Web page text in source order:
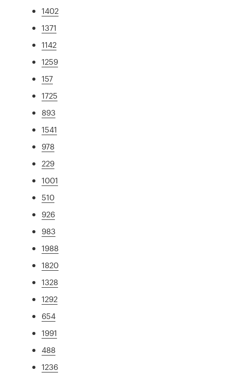
1402
1371
1142
1259
157
1725
893
1541
978
229
1001
510
926
983
1988
1820
1328
1292
654
1991
488
1236